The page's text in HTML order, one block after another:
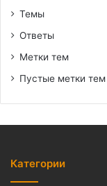
Темы
Ответы
Метки тем
Пустые метки тем
Категории